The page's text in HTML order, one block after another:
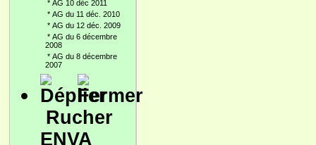
* AG 10 déc 2011
* AG du 11 déc. 2010
* AG du 12 déc. 2009
* AG du 6 décembre
2008
* AG du 8 décembre
2007
Rucher
ENVA